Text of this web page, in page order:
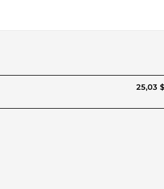
25,03